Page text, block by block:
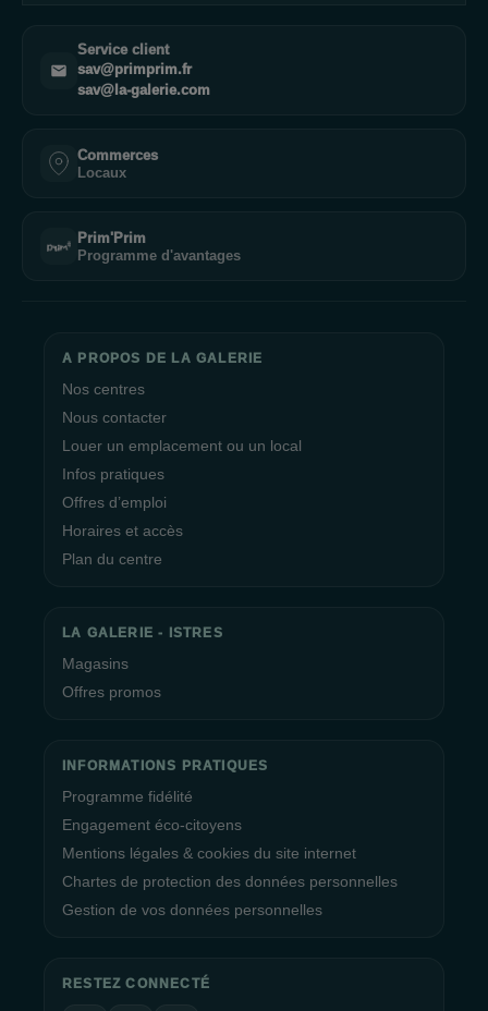
Service client
sav@primprim.fr
sav@la-galerie.com
Commerces
Locaux
Prim'Prim
Programme d'avantages
A PROPOS DE LA GALERIE
Nos centres
Nous contacter
Louer un emplacement ou un local
Infos pratiques
Offres d’emploi
Horaires et accès
Plan du centre
LA GALERIE - ISTRES
Magasins
Offres promos
INFORMATIONS PRATIQUES
Programme fidélité
Engagement éco-citoyens
Mentions légales & cookies du site internet
Chartes de protection des données personnelles
Gestion de vos données personnelles
RESTEZ CONNECTÉ